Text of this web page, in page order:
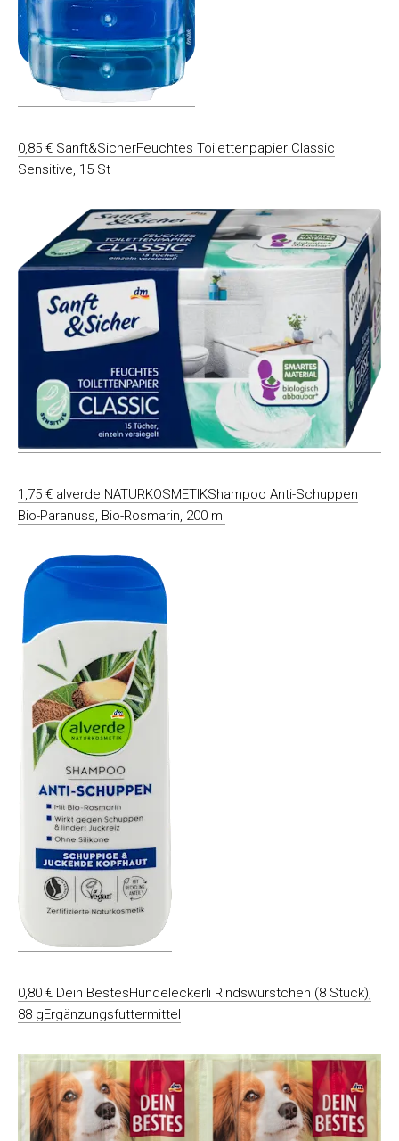
0,85 € Sanft&SicherFeuchtes Toilettenpapier Classic
Sensitive, 15 St
1,75 € alverde NATURKOSMETIKShampoo Anti-Schuppen
Bio-Paranuss, Bio-Rosmarin, 200 ml
0,80 € Dein BestesHundeleckerli Rindswürstchen (8 Stück),
88 gErgänzungsfuttermittel